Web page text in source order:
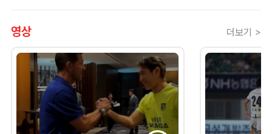
영상 더보기 >